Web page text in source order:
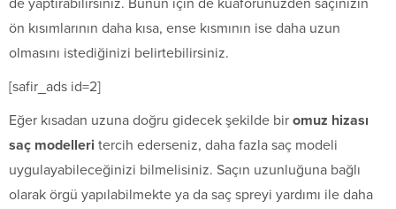
ön kısımlarının daha kısa, ense kısmının ise daha uzun
olmasını istediğinizi belirtebilirsiniz.
[safir_ads id=2]
Eğer kısadan uzuna doğru gidecek şekilde bir omuz hizası
saç modelleri tercih ederseniz, daha fazla saç modeli
uygulayabileceğinizi bilmelisiniz. Saçın uzunluğuna bağlı
olarak örgü yapılabilmekte ya da saç spreyi yardımı ile daha